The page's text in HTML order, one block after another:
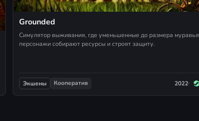
Grounded
Симулятор выживания, где уменьшенные до размера муравья
персонажи собирают ресурсы и строят защиту.
Экшены Кооператив 2022